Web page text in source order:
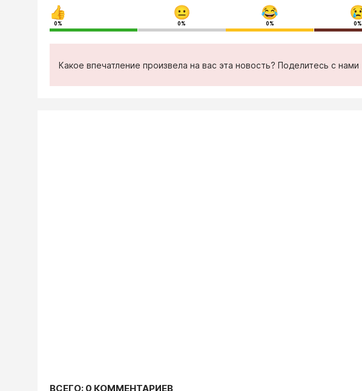
0% 0% 0% 0%
Какое впечатление произвела на вас эта новость? Поделитесь с нами
ВСЕГО: 0 КОММЕНТАРИЕВ